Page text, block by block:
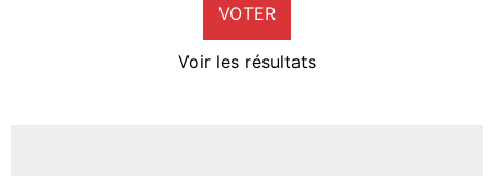
VOTER
Voir les résultats